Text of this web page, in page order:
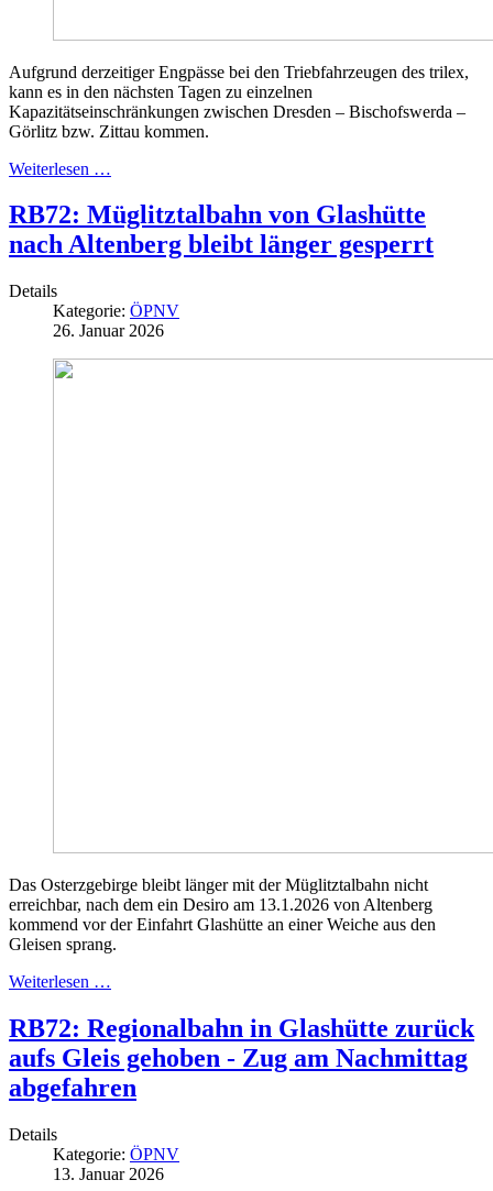
Aufgrund derzeitiger Engpässe bei den Triebfahrzeugen des trilex,
kann es in den nächsten Tagen zu einzelnen
Kapazitätseinschränkungen zwischen Dresden – Bischofswerda –
Görlitz bzw. Zittau kommen.
Weiterlesen …
RB72: Müglitztalbahn von Glashütte
nach Altenberg bleibt länger gesperrt
Details
Kategorie: ÖPNV
26. Januar 2026
Das Osterzgebirge bleibt länger mit der Müglitztalbahn nicht
erreichbar, nach dem ein Desiro am 13.1.2026 von Altenberg
kommend vor der Einfahrt Glashütte an einer Weiche aus den
Gleisen sprang.
Weiterlesen …
RB72: Regionalbahn in Glashütte zurück
aufs Gleis gehoben - Zug am Nachmittag
abgefahren
Details
Kategorie: ÖPNV
13. Januar 2026